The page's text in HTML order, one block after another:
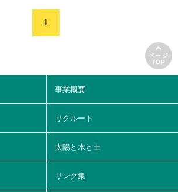
1
ページ
TOP
事業概要
リクルート
太陽と水と土
リンク集